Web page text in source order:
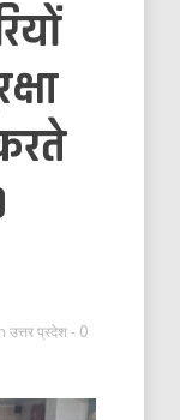
उत्तर प्रदेश - 0